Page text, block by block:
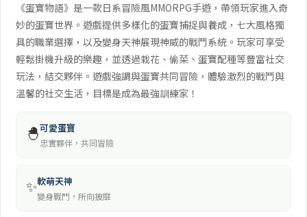
《蛋寶物語》是一款日系冒險風MMORPG手遊，帶領玩家進入奇
妙的蛋寶世界。遊戲提供多樣化的蛋寶捕捉與養成，七大風格獨
具的職業選擇，以及變身天神展現神威的戰鬥系統。玩家可享受
輕鬆掛機升級的樂趣，並透過栽花、偷菜、蛋寶配種等豐富社交
玩法，結交夥伴。遊戲強調與蛋寶共同冒險，體驗激烈的戰鬥與
溫馨的社交生活，目標是成為最強訓練家！
🐣可愛蛋寶
忠實夥伴，共同冒險
✨軟萌天神
變身戰鬥，所向披靡